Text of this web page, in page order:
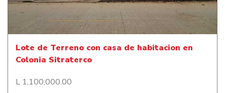
Sitraterco
Lote de Terreno con casa de habitacion en
Colonia Sitraterco
L 1,100,000.00